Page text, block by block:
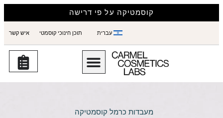
קוסמטיקה על פי דרישה
עברית תוכן חינוכי קוסמטי איש קשר
מעבדות כרמל קוסמטיקה